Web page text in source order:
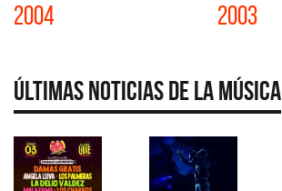
2004 2003
Últimas Noticias de la Música